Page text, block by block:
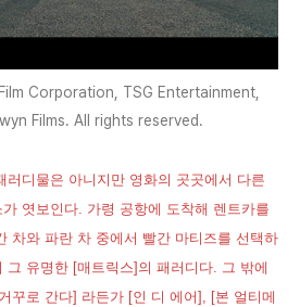
Corporation, TSG Entertainment,
Films. All rights reserved.
디물은 아니지만 영화의 곳곳에서 다른
엿보인다. 가령 공항에 도착해 렌트카를
차와 파란 차 중에서 빨간 마티즈를 선택하
그 유명한 [매트릭스]의 패러디다. 그 밖에
꾸로 간다] 라든가 [인 디 에어], [본 얼티메